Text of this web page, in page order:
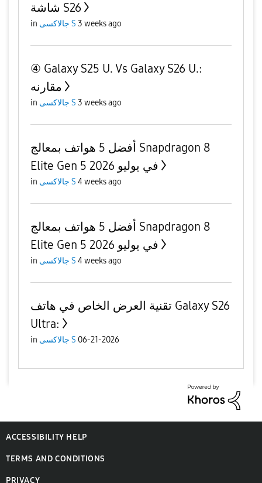
شاشة S26
in جالاكسى S 3 weeks ago
④ Galaxy S25 U. Vs Galaxy S26 U.:
مقارنه
in جالاكسى S 3 weeks ago
أفضل 5 هواتف بمعالج Snapdragon 8
Elite Gen 5 في يوليو 2026
in جالاكسى S 4 weeks ago
أفضل 5 هواتف بمعالج Snapdragon 8
Elite Gen 5 في يوليو 2026
in جالاكسى S 4 weeks ago
تقنية العرض الخاص في هاتف Galaxy S26
Ultra:
in جالاكسى S 06-21-2026
ACCESSIBILITY HELP
TERMS AND CONDITIONS
PRIVACY